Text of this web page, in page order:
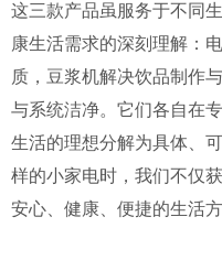
这三款产品虽服务于不同
康生活需求的深刻理解：
质，豆浆机解决饮品制作
与系统洁净。它们各自在
生活的理想分解为具体、
样的小家电时，我们不仅
安心、健康、便捷的生活方